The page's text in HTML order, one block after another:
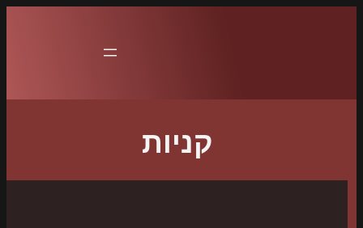
קניות